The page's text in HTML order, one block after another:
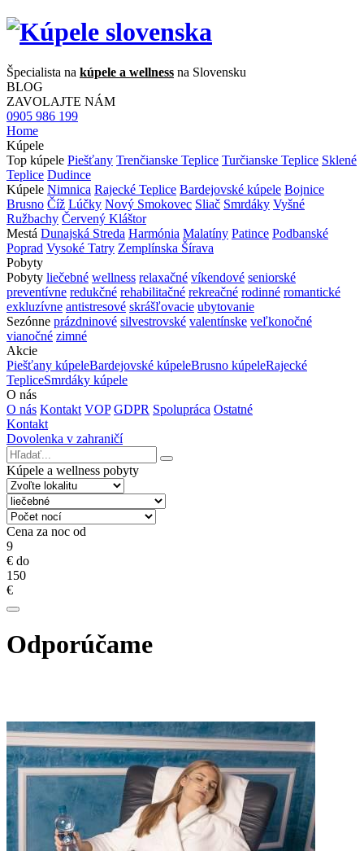
Špecialista na kúpele a wellness na Slovensku
BLOG
ZAVOLAJTE NÁM
0905 986 199
Home
Kúpele
Top kúpele Piešťany Trenčianske Teplice Turčianske Teplice Sklené
Teplice Dudince
Kúpele Nimnica Rajecké Teplice Bardejovské kúpele Bojnice
Brusno Číž Lúčky Nový Smokovec Sliač Smrdáky Vyšné
Ružbachy Červený Kláštor
Mestá Dunajská Streda Harmónia Malatíny Patince Podbanské
Poprad Vysoké Tatry Zemplínska Šírava
Pobyty
Pobyty liečebné wellness relaxačné víkendové seniorské
preventívne redukčné rehabilitačné rekreačné rodinné romantické
exkluzívne antistresové skrášľovacie ubytovanie
Sezónne prázdninové silvestrovské valentínske veľkonočné
vianočné zimné
Akcie
Piešťany kúpeleBardejovské kúpeleBrusno kúpeleRajecké
TepliceSmrdáky kúpele
O nás
O nás Kontakt VOP GDPR Spolupráca Ostatné
Kontakt
Dovolenka v zahraničí
Kúpele a wellness pobyty
Cena za noc od
9
€ do
150
€
Odporúčame